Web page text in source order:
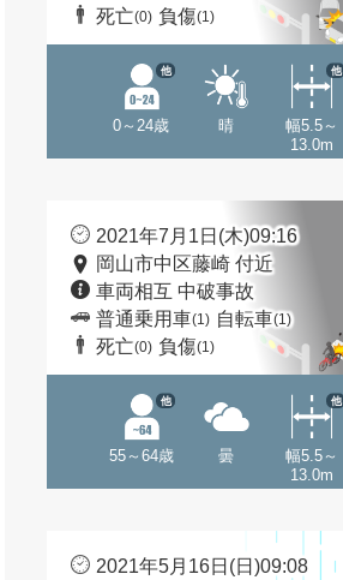
死亡(0) 負傷(1)
0～24歳
他
晴
幅5.5～
13.0m
他
2021年7月1日(木)09:16
岡山市中区藤崎 付近
車両相互 中破事故
普通乗用車(1) 自転車(1)
死亡(0) 負傷(1)
55～64歳
他
曇
幅5.5～
13.0m
他
2021年5月16日(日)09:08